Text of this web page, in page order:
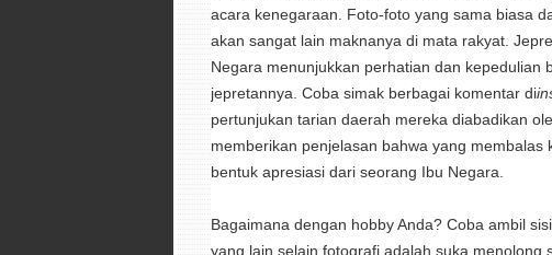
acara kenegaraan. Foto-foto yang sama biasa
akan sangat lain maknanya di mata rakyat.
Negara menunjukkan perhatian dan kepedulian
jepretannya. Coba simak berbagai komentar di
pertunjukan tarian daerah mereka diabadikan
memberikan penjelasan bahwa yang membalas
bentuk apresiasi dari seorang Ibu Negara.
Bagaimana dengan hobby Anda? Coba ambil
yang lain selain fotografi adalah suka menolong